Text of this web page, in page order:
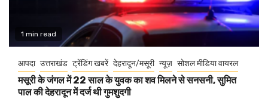
1 min read
आपदा उत्तराखंड ट्रेंडिंग खबरें देहरादून/मसूरी न्यूज़ सोशल मीडिया वायरल
मसूरी के जंगल में 22 साल के युवक का शव मिलने से सनसनी, सुमित
पाल की देहरादून में दर्ज थी गुमशुदगी